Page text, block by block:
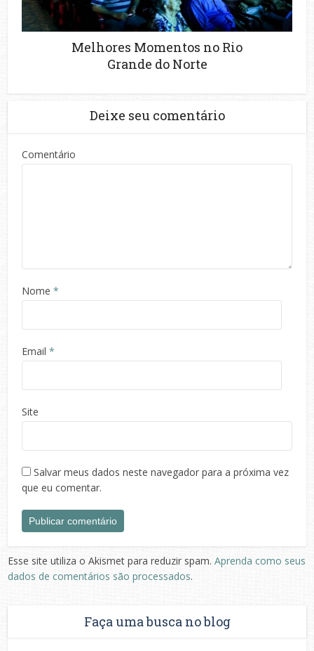
Melhores Momentos no Rio
Grande do Norte
Deixe seu comentário
Comentário
Nome *
Email *
Site
Salvar meus dados neste navegador para a próxima vez
que eu comentar.
Esse site utiliza o Akismet para reduzir spam.Aprenda como seus
dados de comentários são processados.
Faça uma busca no blog